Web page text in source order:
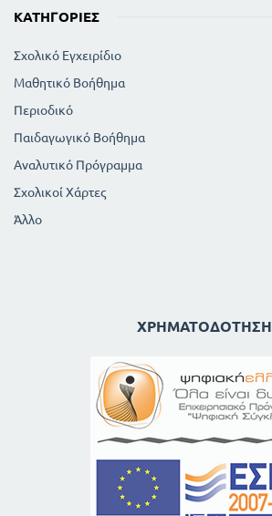
ΚΑΤΗΓΟΡΊΕΣ
Σχολικό Εγχειρίδιο
Μαθητικό Βοήθημα
Περιοδικό
Παιδαγωγικό Βοήθημα
Αναλυτικό Πρόγραμμα
Σχολικοί Χάρτες
Άλλο
ΧΡΗΜΑΤΟΔΌΤΗΣΗ